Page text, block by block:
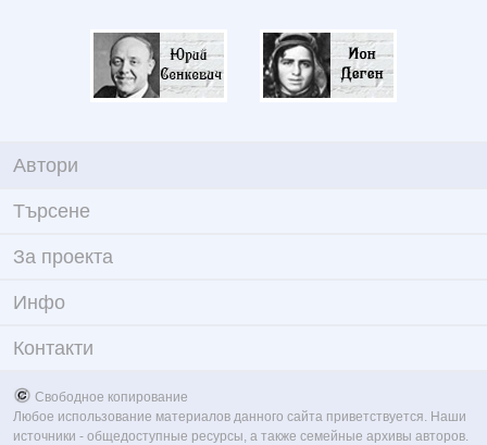
Автори
Търсене
За проекта
Инфо
Контакти
Свободное копирование
Любое использование материалов данного сайта приветствуется. Наши
источники - общедоступные ресурсы, а также семейные архивы авторов.